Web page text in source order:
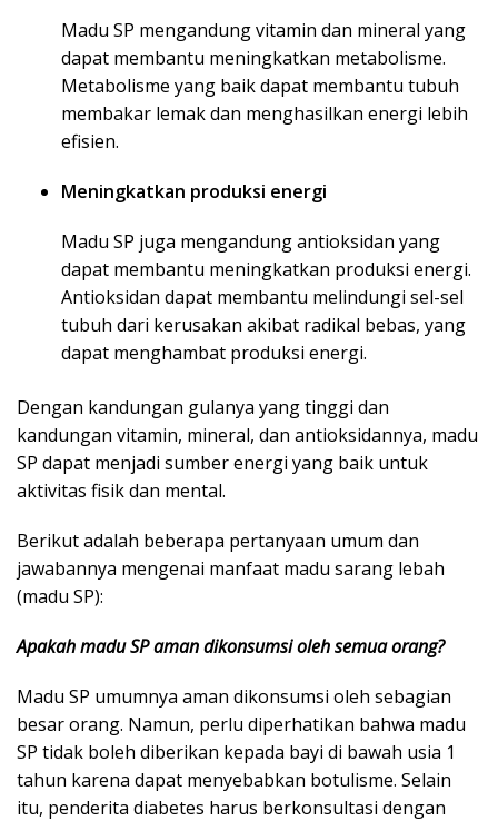
Madu SP mengandung vitamin dan mineral yang
dapat membantu meningkatkan metabolisme.
Metabolisme yang baik dapat membantu tubuh
membakar lemak dan menghasilkan energi lebih
efisien.
Meningkatkan produksi energi
Madu SP juga mengandung antioksidan yang
dapat membantu meningkatkan produksi energi.
Antioksidan dapat membantu melindungi sel-sel
tubuh dari kerusakan akibat radikal bebas, yang
dapat menghambat produksi energi.
Dengan kandungan gulanya yang tinggi dan
kandungan vitamin, mineral, dan antioksidannya, madu
SP dapat menjadi sumber energi yang baik untuk
aktivitas fisik dan mental.
Berikut adalah beberapa pertanyaan umum dan
jawabannya mengenai manfaat madu sarang lebah
(madu SP):
Apakah madu SP aman dikonsumsi oleh semua orang?
Madu SP umumnya aman dikonsumsi oleh sebagian
besar orang. Namun, perlu diperhatikan bahwa madu
SP tidak boleh diberikan kepada bayi di bawah usia 1
tahun karena dapat menyebabkan botulisme. Selain
itu, penderita diabetes harus berkonsultasi dengan